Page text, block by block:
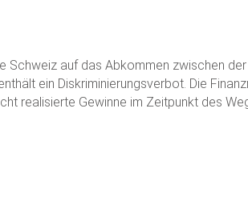
Schweiz auf das Abkommen zwischen
ein Diskriminierungsverbot. Die
realisierte Gewinne im Zeitpunkt des